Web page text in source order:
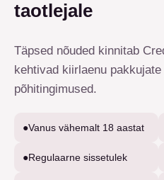
taotlejale
Täpsed nõuded kinnitab
kehtivad kiirlaenu
põhitingimused.
●Vanus vähemalt 18 aastat
●Regulaarne sissetulek